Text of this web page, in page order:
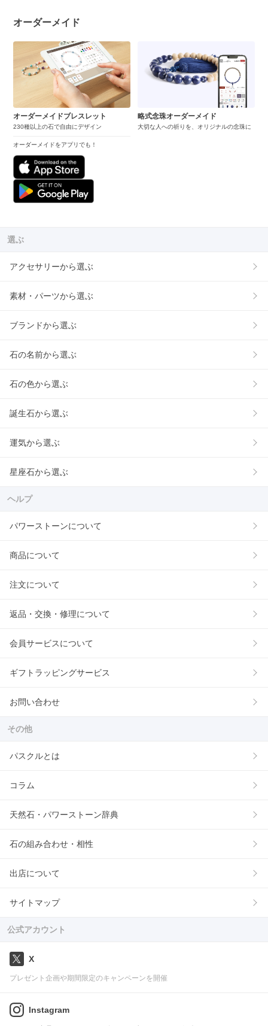
オーダーメイド
オーダーメイドブレスレット
230種以上の石で自由にデザイン
オーダーメイドをアプリでも！
略式念珠オーダーメイド
大切な人への祈りを、オリジナルの念珠に
選ぶ
アクセサリーから選ぶ
素材・パーツから選ぶ
ブランドから選ぶ
石の名前から選ぶ
石の色から選ぶ
誕生石から選ぶ
運気から選ぶ
星座石から選ぶ
ヘルプ
パワーストーンについて
商品について
注文について
返品・交換・修理について
会員サービスについて
ギフトラッピングサービス
お問い合わせ
その他
パスクルとは
コラム
天然石・パワーストーン辞典
石の組み合わせ・相性
出店について
サイトマップ
公式アカウント
X
プレゼント企画や期間限定のキャンペーンを開催
Instagram